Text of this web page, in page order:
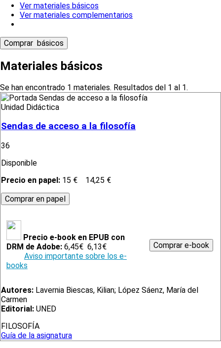
Ver materiales básicos
Ver materiales complementarios
Materiales básicos
Se han encontrado 1 materiales. Resultados del 1 al 1.
Unidad Didáctica
Sendas de acceso a la filosofía
36
Disponible
Precio en papel: 15 € 14,25 €
Precio e-book en EPUB con
DRM de Adobe: 6,45€ 6,13€
Aviso importante sobre los e-
books
Autores: Lavernia Biescas, Kilian; López Sáenz, María del
Carmen
Editorial: UNED
FILOSOFÍA
Guía de la asignatura